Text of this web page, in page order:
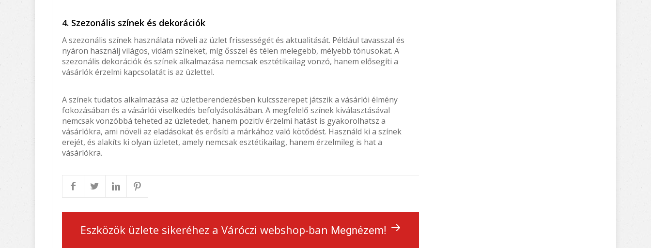
4. Szezonális színek és dekorációk
A szezonális színek használata növeli az üzlet frissességét és aktualitását. Például tavasszal és
nyáron használj világos, vidám színeket, míg ősszel és télen melegebb, mélyebb tónusokat. A
szezonális dekorációk és színek alkalmazása nemcsak esztétikailag vonzó, hanem elősegíti a
vásárlók érzelmi kapcsolatát is az üzlettel.
A színek tudatos alkalmazása az üzletberendezésben kulcsszerepet játszik a vásárlói élmény
fokozásában és a vásárlói viselkedés befolyásolásában. A megfelelő színek kiválasztásával
nemcsak vonzóbbá teheted az üzletedet, hanem pozitív érzelmi hatást is gyakorolhatsz a
vásárlókra, ami növeli az eladásokat és erősíti a márkához való kötődést. Használd ki a színek
erejét, és alakíts ki olyan üzletet, amely nemcsak esztétikailag, hanem érzelmileg is hat a
vásárlókra.
Eszközök üzlete sikeréhez a Váróczi webshop-ban Megnézem!